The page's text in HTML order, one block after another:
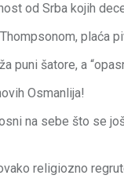
od Srba kojih
plaća
puni šatore, a
Osmanlija!
na sebe što se
religiozno